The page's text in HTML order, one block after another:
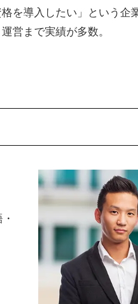
を導入したい」という企
営まで実績が多数。